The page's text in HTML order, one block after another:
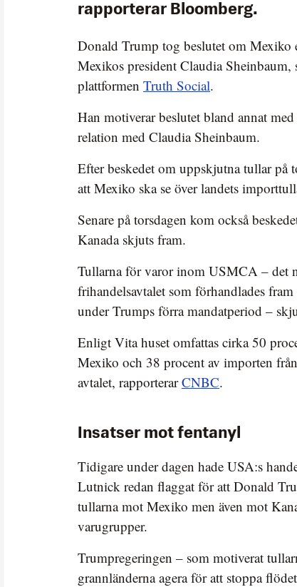
rapporterar Bloomberg.
Donald Trump tog beslutet om Mexiko
Mexikos president Claudia Sheinbaum,
plattformen Truth Social.
Han motiverar beslutet bland annat
relation med Claudia Sheinbaum.
Efter beskedet om uppskjutna tullar på
att Mexiko ska se över landets
Senare på torsdagen kom också
Kanada skjuts fram.
Tullarna för varor inom USMCA – det
frihandelsavtalet som förhandlades
under Trumps förra mandatperiod –
Enligt Vita huset omfattas cirka 50
Mexiko och 38 procent av importen
avtalet, rapporterarCNBC.
Insatser mot fentanyl
Tidigare under dagen hade USA:s
Lutnick redan flaggat för att Donald
tullarna mot Mexiko men även mot
varugrupper.
Trumpregeringen – som motiverat
grannländerna agera för att stoppa